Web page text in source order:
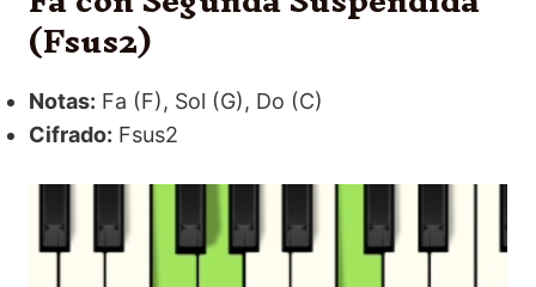
(Fsus2)
Notas: Fa (F), Sol (G), Do (C)
Cifrado: Fsus2